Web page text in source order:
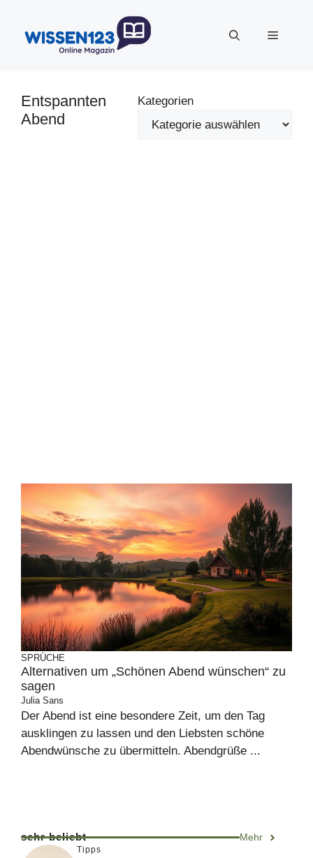
springen
Menü
Entspannten
Abend
Kategorien
SPRÜCHE
Alternativen um „Schönen Abend wünschen“ zu
sagen
Julia Sans
Der Abend ist eine besondere Zeit, um den Tag
ausklingen zu lassen und den Liebsten schöne
Abendwünsche zu übermitteln. Abendgrüße ...
sehr beliebt Mehr
Tipps